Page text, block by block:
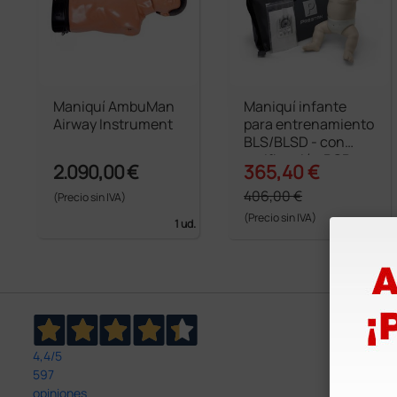
Maniquí AmbuMan
Airway Instrument
2.090,00 €
(Precio sin IVA)
1 ud.
Maniquí infante
para entrenamiento
BLS/BLSD - con
verificación RCP
365,40 €
406,00 €
(Precio sin IVA)
4,4/5
597
opiniones